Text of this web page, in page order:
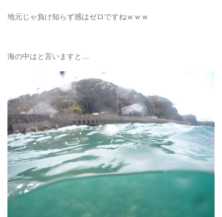
地元じゃ負け知らず感はゼロですねｗｗｗ
海の中はと言いますと…